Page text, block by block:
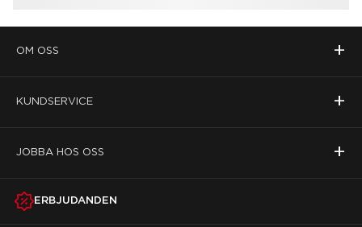
OM OSS +
KUNDSERVICE +
JOBBA HOS OSS +
ERBJUDANDEN